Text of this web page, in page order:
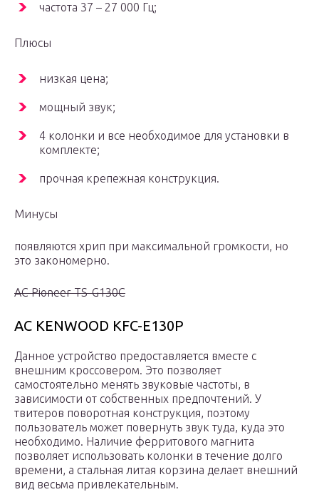
частота 37 – 27 000 Гц;
Плюсы
низкая цена;
мощный звук;
4 колонки и все необходимое для установки в
комплекте;
прочная крепежная конструкция.
Минусы
появляются хрип при максимальной громкости, но
это закономерно.
АС Pioneer TS-G130C
АС KENWOOD KFC-E130P
Данное устройство предоставляется вместе с
внешним кроссовером. Это позволяет
самостоятельно менять звуковые частоты, в
зависимости от собственных предпочтений. У
твитеров поворотная конструкция, поэтому
пользователь может повернуть звук туда, куда это
необходимо. Наличие ферритового магнита
позволяет использовать колонки в течение долго
времени, а стальная литая корзина делает внешний
вид весьма привлекательным.